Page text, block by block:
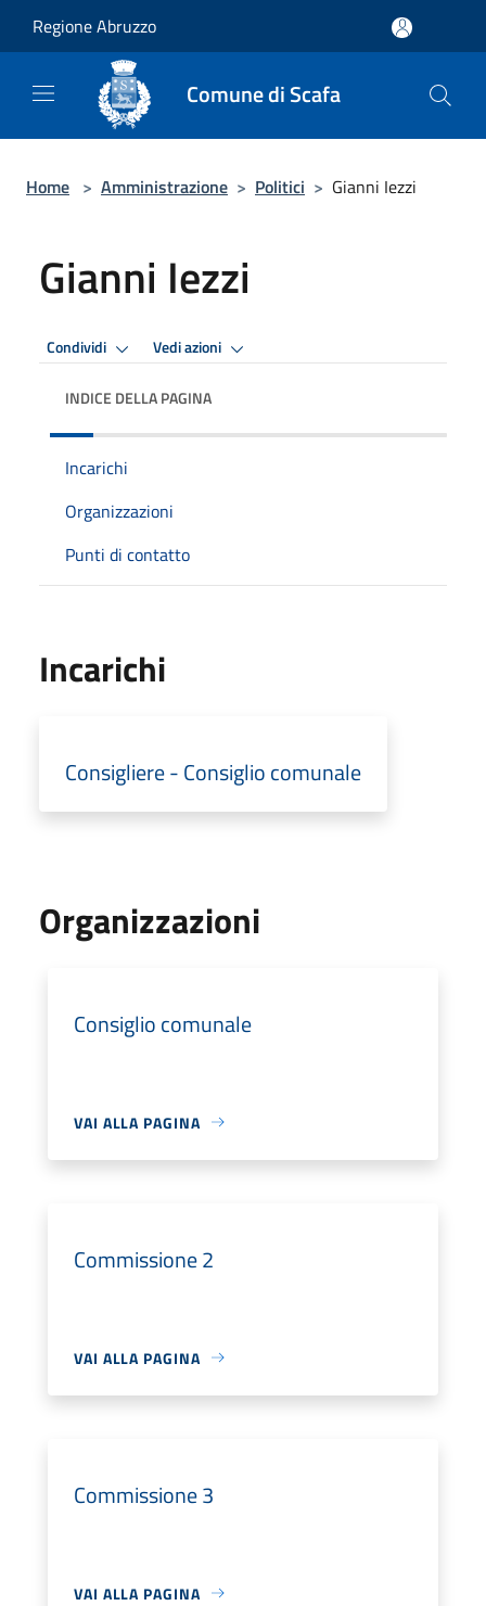
Regione Abruzzo
Comune di Scafa
Home > Amministrazione > Politici > Gianni Iezzi
Gianni Iezzi
Condividi Vedi azioni
INDICE DELLA PAGINA
Incarichi
Organizzazioni
Punti di contatto
Incarichi
Consigliere - Consiglio comunale
Organizzazioni
Consiglio comunale
VAI ALLA PAGINA
Commissione 2
VAI ALLA PAGINA
Commissione 3
VAI ALLA PAGINA